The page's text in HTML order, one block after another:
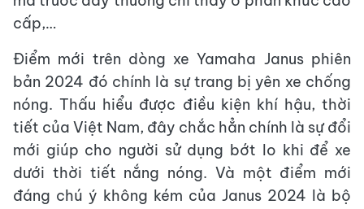
cấp,…
Điểm mới trên dòng xe Yamaha Janus phiên
bản 2024 đó chính là sự trang bị yên xe chống
nóng. Thấu hiểu được điều kiện khí hậu, thời
tiết của Việt Nam, đây chắc hẳn chính là sự đổi
mới giúp cho người sử dụng bớt lo khi để xe
dưới thời tiết nắng nóng. Và một điểm mới
đáng chú ý không kém của Janus 2024 là bộ